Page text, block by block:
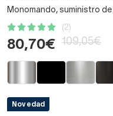
Monomando, suministro
(2)
80,70€ 109,05€
Novedad